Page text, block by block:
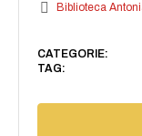
Biblioteca
CATEGORIE:
TAG: